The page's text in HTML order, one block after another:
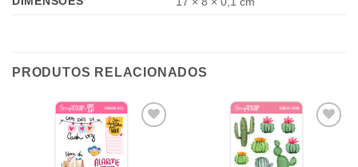
PRODUTOS RELACIONADOS